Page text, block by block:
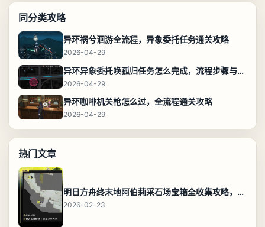
同分类攻略
异环祸兮洄游全流程，异象委托任务通关攻略
2026-04-29
异环异象委托唤孤归任务怎么完成，流程步骤与位置攻略
2026-04-29
异环咖啡机关枪怎么过，全流程通关攻略
2026-04-29
热门文章
明日方舟终末地阿伯莉采石场宝箱全收集攻略，全点位分布图与路线
2026-02-23